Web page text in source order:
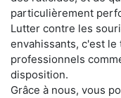
particulièrement
Lutter contre les
envahissants, c'est
professionnels
disposition.
Grâce à nous, vous